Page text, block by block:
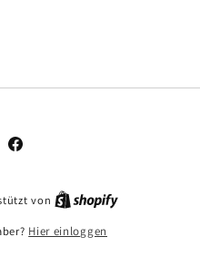
Facebook
von
Hier einloggen